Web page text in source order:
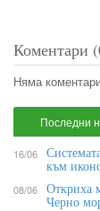
Коментари
Няма
Последни
16/06
към
08/06 Откриха
Черно